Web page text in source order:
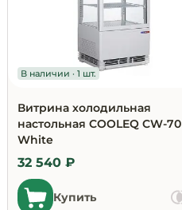
Витрина холодильная
настольная COOLEQ CW-70
White
В наличии · 1 шт.
32 540 ₽
Купить